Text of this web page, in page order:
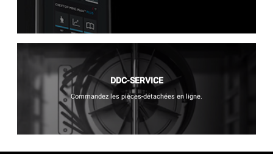
DDC-SERVICE
Commandez les pièces-détachées en ligne.